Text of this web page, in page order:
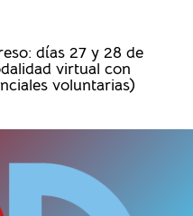
días 27 y 28 de
virtual con
voluntarias)